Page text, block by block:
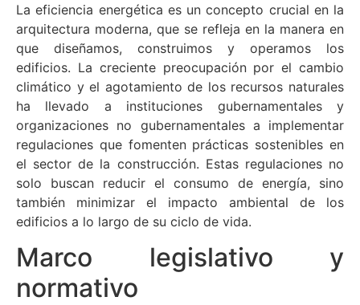
La eficiencia energética es un concepto crucial en la
arquitectura moderna, que se refleja en la manera en
que diseñamos, construimos y operamos los
edificios. La creciente preocupación por el cambio
climático y el agotamiento de los recursos naturales
ha llevado a instituciones gubernamentales y
organizaciones no gubernamentales a implementar
regulaciones que fomenten prácticas sostenibles en
el sector de la construcción. Estas regulaciones no
solo buscan reducir el consumo de energía, sino
también minimizar el impacto ambiental de los
edificios a lo largo de su ciclo de vida.
Marco legislativo y
normativo